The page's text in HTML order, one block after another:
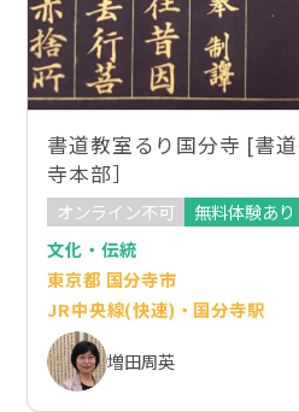
書道教室るり国分寺 [書
寺本部］
オンライン不可
無料体験あり
文化・伝統
東京都 国分寺市
JR中央線(快速)・国分寺駅
増田周英